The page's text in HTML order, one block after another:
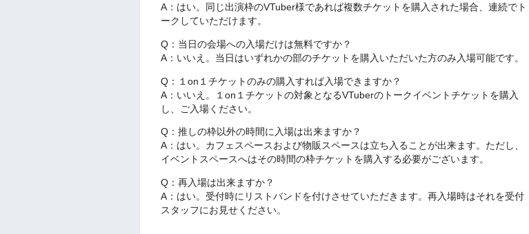
A：はい。同じ出演枠のVTuber様であれば複数チケットを購入された場合、連続でト
ークしていただけます。
Q：当日の会場への入場だけは無料ですか？
A：いいえ。当日はいずれかの部のチケットを購入いただいた方のみ入場可能です。
Q：１on１チケットのみの購入すれば入場できますか？
A：いいえ。１on１チケットの対象となるVTuberのトークイベントチケットを購入
し、ご入場ください。
Q：推しの枠以外の時間に入場は出来ますか？
A：はい。カフェスペースおよび物販スペースは立ち入ることが出来ます。ただし、
イベントスペースへはその時間の枠チケットを購入する必要がございます。
Q：再入場は出来ますか？
A：はい。受付時にリストバンドを付けさせていただきます。再入場時はそれを受付
スタッフにお見せください。